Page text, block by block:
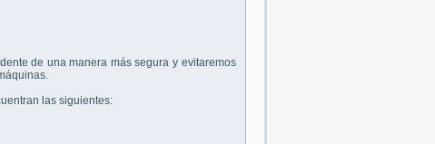
de una manera más segura y evitaremos
las siguientes: